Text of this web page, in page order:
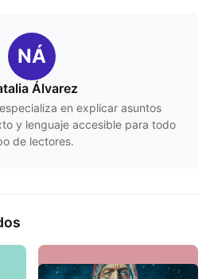
NÁ
Álvarez
en explicar asuntos
y lenguaje accesible para todo
de lectores.